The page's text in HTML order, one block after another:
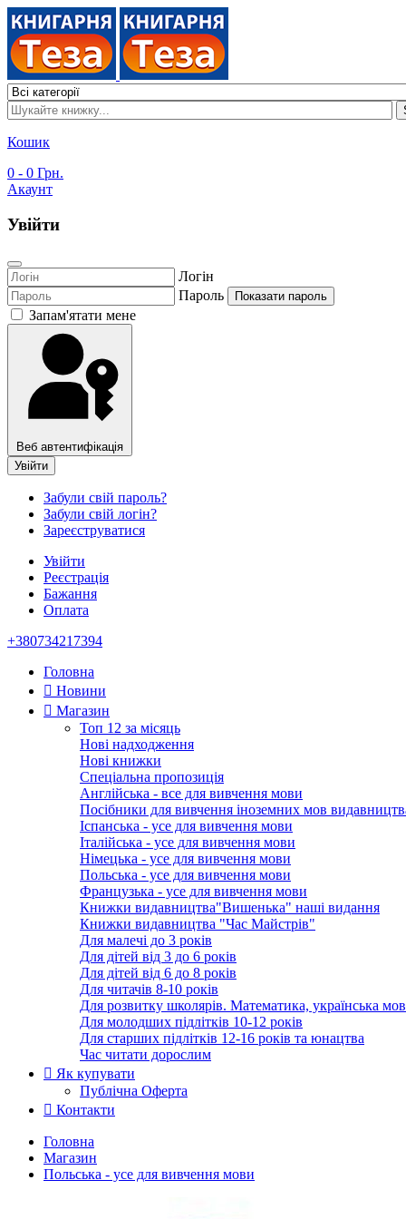
Кошик
0 - 0 Грн.
Акаунт
Увійти
Логін
Пароль
Показати пароль
Запам'ятати мене
Веб автентифікація
Увійти
Забули свій пароль?
Забули свій логін?
Зареєструватися
Увійти
Реєстрація
Бажання
Оплата
+380734217394
Головна
Новини
Магазин
Топ 12 за місяць
Нові надходження
Нові книжки
Спеціальна пропозиція
Англійська - все для вивчення мови
Посібники для вивчення іноземних мов
Іспанська - усе для вивчення мови
Італійська - усе для вивчення мови
Німецька - усе для вивчення мови
Польська - усе для вивчення мови
Французька - усе для вивчення мови
Книжки видавництва"Вишенька" наші видання
Книжки видавництва "Час Майстрів"
Для малечі до 3 років
Для дітей від 3 до 6 років
Для дітей від 6 до 8 років
Для читачів 8-10 років
Для розвитку школярів. Математика, українська
Для молодших підлітків 10-12 років
Для старших підлітків 12-16 років та юнацтва
Час читати дорослим
Як купувати
Публічна Оферта
Контакти
Головна
Магазин
Польська - усе для вивчення мови